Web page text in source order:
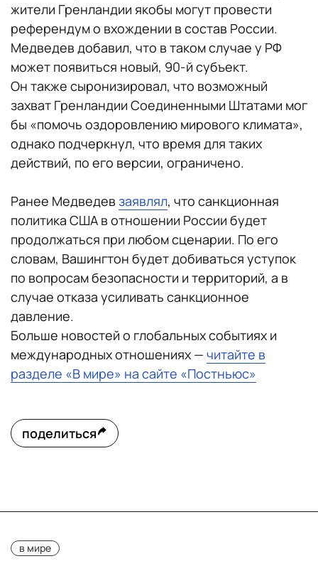
жители Гренландии якобы могут провести
референдум о вхождении в состав России.
Медведев добавил, что в таком случае у РФ
может появиться новый, 90-й субъект.
Он также сыронизировал, что возможный
захват Гренландии Соединенными Штатами мог
бы «помочь оздоровлению мирового климата»,
однако подчеркнул, что время для таких
действий, по его версии, ограничено.
Ранее Медведев заявлял, что санкционная
политика США в отношении России будет
продолжаться при любом сценарии. По его
словам, Вашингтон будет добиваться уступок
по вопросам безопасности и территорий, а в
случае отказа усиливать санкционное
давление.
Больше новостей о глобальных событиях и
международных отношениях — читайте в
разделе «В мире» на сайте «Постньюс»
поделиться
в мире